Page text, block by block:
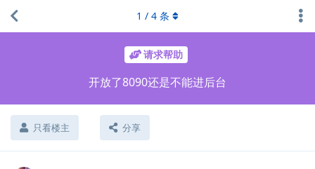
请求帮助
开放了8090还是不能进后台
只看楼主 分享
1 / 4 条